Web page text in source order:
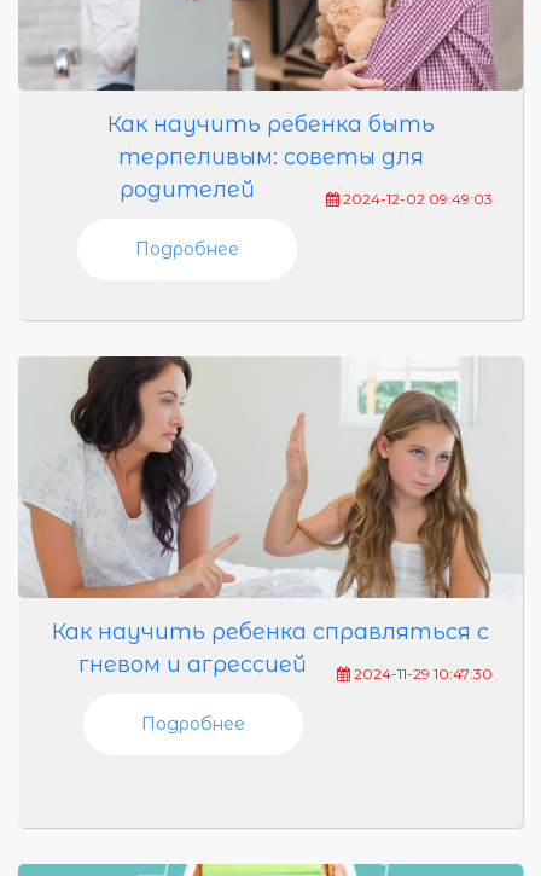
Как научить ребенка быть
терпеливым: советы для
родителей
2024-12-02 09:49:03
Подробнее
Как научить ребенка справляться с
гневом и агрессией
2024-11-29 10:47:30
Подробнее